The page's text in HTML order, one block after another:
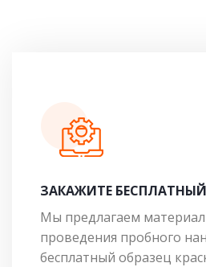
ЗАКАЖИТЕ
Мы предлагаем
проведения пробного
бесплатный образец